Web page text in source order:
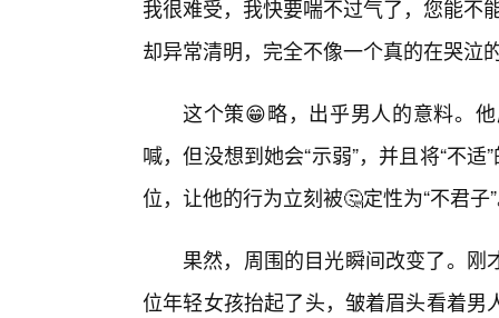
我很难受，我快要喘不过气了，您能
却异常清明，完全不像一个真的在哭泣
这个策😁略，出乎男人的意料。
喊，但没想到她会“示弱”，并且将“不
位，让他的行为立刻被🤔定性为“不君子
果然，周围的目光瞬间改变了。
位年轻女孩抬起了头，皱着眉头看着